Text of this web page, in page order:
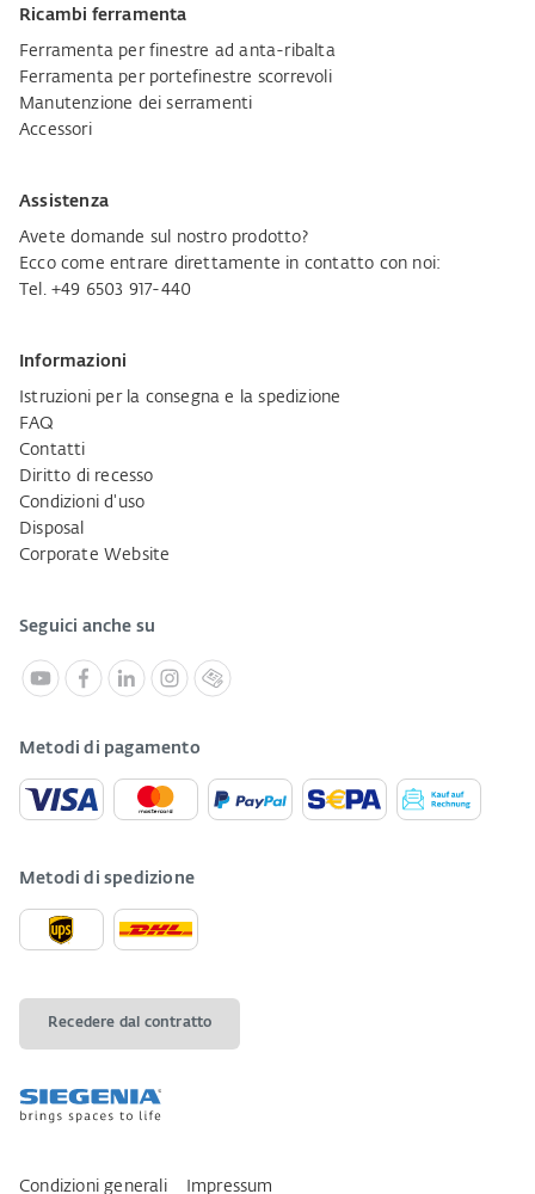
Ricambi ferramenta
Ferramenta per finestre ad anta-ribalta
Ferramenta per portefinestre scorrevoli
Manutenzione dei serramenti
Accessori
Assistenza
Avete domande sul nostro prodotto?
Ecco come entrare direttamente in contatto con noi:
Tel. +49 6503 917-440
Informazioni
Istruzioni per la consegna e la spedizione
FAQ
Contatti
Diritto di recesso
Condizioni d'uso
Disposal
Corporate Website
Seguici anche su
Metodi di pagamento
Metodi di spedizione
Recedere dal contratto
Condizioni generali Impressum